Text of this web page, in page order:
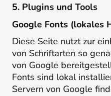
5. Plugins und Tools
Google Fonts (lokales
Diese Seite nutzt zur
von Schriftarten so
von Google
Fonts sind lokal
Servern von Google